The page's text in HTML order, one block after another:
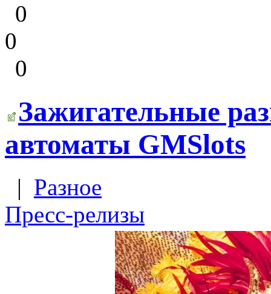
0
0
0
Зажигательные
автоматы GMSlots
| Разное
Пресс-релизы